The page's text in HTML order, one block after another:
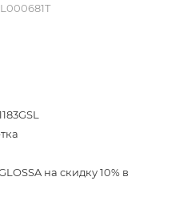
на скидку 10% в